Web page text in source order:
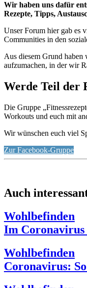
Wir haben uns dafür
Rezepte, Tipps,
Unser Forum hier gab es
Communities in den
Aus diesem Grund haben
aufzumachen, in der wir
Werde Teil der
Die Gruppe
Workouts und euch mit
Wir wünschen euch viel
Zur Facebook-Gruppe
Auch
Wohlbefinden
Im Coronavirus
Wohlbefinden
Coronavirus: